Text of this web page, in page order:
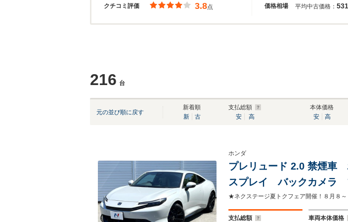
クチコミ評価 価格相場
3.8点 平均中古価格：
216 台
元の並び順に戻す
新着順
新
古
支払総額
安
高
本体価格
安
高
ホンダ
プレリュード 2.0 禁煙
スプレイ バックカメラ
ー LEDヘッド brembo
支払総額 車両本体価格